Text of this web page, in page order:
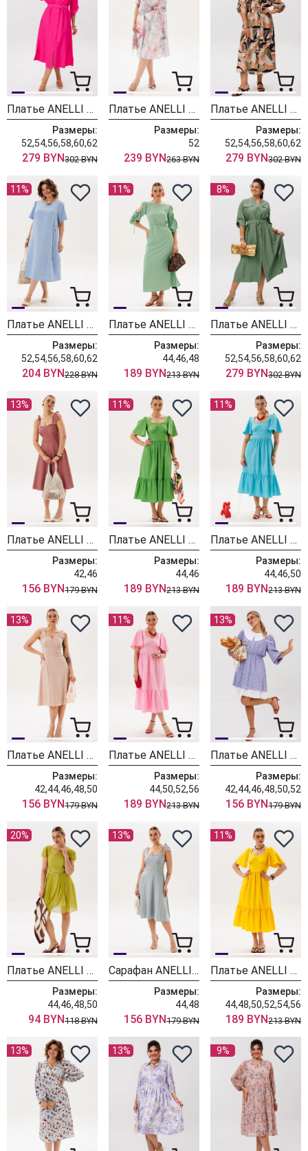
Платье ANELLI LAUREL 1541 малиновое варенье
Размеры:
52,54,56,58,60,62
279 BYN302 BYN
Платье ANELLI LAUREL 1813 розовые грезы
Размеры:
52
239 BYN263 BYN
Платье ANELLI LAUREL 1541 мозайка
Размеры:
52,54,56,58,60,62
279 BYN302 BYN
11%
Платье ANELLI LAUREL 062 горный хрусталь
Размеры:
52,54,56,58,60,62
204 BYN228 BYN
11%
Платье ANELLI LAUREL 1878 мятная феерия
Размеры:
44,46,48
189 BYN213 BYN
8%
Платье ANELLI LAUREL 1541 лесная тень
Размеры:
52,54,56,58,60,62
279 BYN302 BYN
13%
Платье ANELLI LAUREL 1867 лантановый
Размеры:
42,46
156 BYN179 BYN
11%
Платье ANELLI LAUREL 1866 грин сан
Размеры:
44,46
189 BYN213 BYN
11%
Платье ANELLI LAUREL 1866 блу сан
Размеры:
44,46,50
189 BYN213 BYN
13%
Платье ANELLI LAUREL 1867 льняной цвет
Размеры:
42,44,46,48,50
156 BYN179 BYN
11%
Платье ANELLI LAUREL 1866 пинк сан
Размеры:
44,50,52,56
189 BYN213 BYN
13%
Платье ANELLI LAUREL 1644 мимоза
Размеры:
42,44,46,48,50,52
156 BYN179 BYN
20%
Платье ANELLI LAUREL 1865 лаймовый коктейль
Размеры:
44,46,48,50
94 BYN118 BYN
13%
Сарафан ANELLI LAUREL 1867 туман
Размеры:
44,48
156 BYN179 BYN
11%
Платье ANELLI LAUREL 1866 еллоу сан
Размеры:
44,48,50,52,54,56
189 BYN213 BYN
13% 13% 9%